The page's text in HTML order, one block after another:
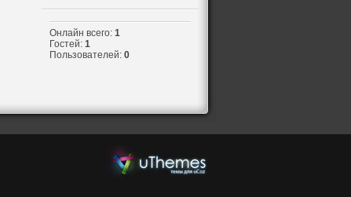
Онлайн всего: 1
Гостей: 1
Пользователей: 0